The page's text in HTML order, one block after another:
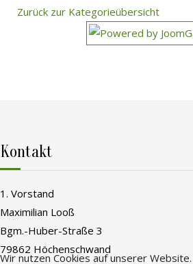
Zurück zur Kategorieübersicht
Kontakt
1. Vorstand
Maximilian Looß
Bgm.-Huber-Straße 3
79862 Höchenschwand
Wir nutzen Cookies auf unserer